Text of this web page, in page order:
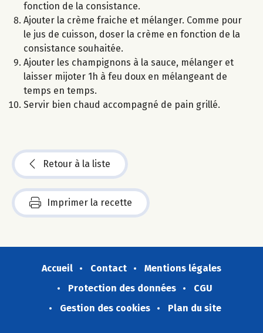
fonction de la consistance.
Ajouter la crème fraiche et mélanger. Comme pour
le jus de cuisson, doser la crème en fonction de la
consistance souhaitée.
Ajouter les champignons à la sauce, mélanger et
laisser mijoter 1h à feu doux en mélangeant de
temps en temps.
Servir bien chaud accompagné de pain grillé.
Retour à la liste
Imprimer la recette
Accueil Contact
Mentions légales
Protection des données
CGU
Gestion des cookies
Plan du site